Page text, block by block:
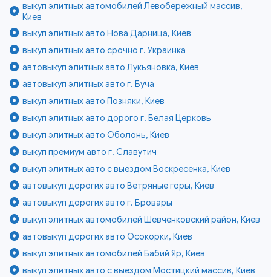
выкуп элитных автомобилей Левобережный массив,
Киев
выкуп элитных авто Нова Дарница, Киев
выкуп элитных авто срочно г. Украинка
автовыкуп элитных авто Лукьяновка, Киев
автовыкуп элитных авто г. Буча
выкуп элитных авто Позняки, Киев
выкуп элитных авто дорого г. Белая Церковь
выкуп элитных авто Оболонь, Киев
выкуп премиум авто г. Славутич
выкуп элитных авто с выездом Воскресенка, Киев
автовыкуп дорогих авто Ветряные горы, Киев
автовыкуп дорогих авто г. Бровары
выкуп элитных автомобилей Шевченковский район, Киев
автовыкуп дорогих авто Осокорки, Киев
выкуп элитных автомобилей Бабий Яр, Киев
выкуп элитных авто с выездом Мостицкий массив, Киев